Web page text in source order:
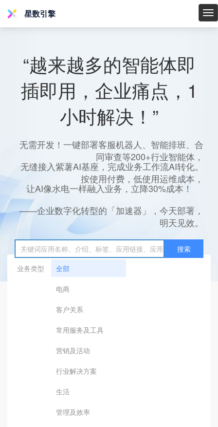
星
星数引擎
“越来越多的智能体即
插即用，企业痛点，1
小时解决！”
无需开发！一键部署客服机器人、智能排班、合
同审查等200+行业智能体，
无缝接入紫薯AI基座，完成业务工作流AI转化。
按使用付费，低使用运维成本，
让AI像水电一样融入业务，立降30%成本！
——企业数字化转型的「加速器」，今天部署，
明天见效。
搜索
业务类型
全部
电商
客户关系
常用服务及工具
营销及活动
行业解决方案
生活
管理及效率